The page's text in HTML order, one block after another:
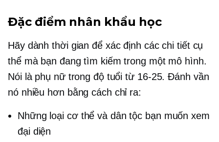
Đặc điểm nhân khẩu học
Hãy dành thời gian để xác định các chi tiết cụ
thể mà bạn đang tìm kiếm trong một mô hình.
Nói là phụ nữ trong độ tuổi từ 16-25. Đánh vần
nó nhiều hơn bằng cách chỉ ra:
Những loại cơ thể và dân tộc bạn muốn xem
đại diện